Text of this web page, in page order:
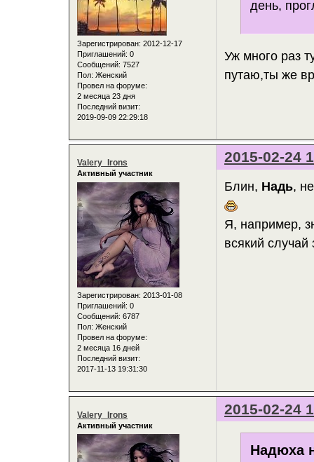
Зарегистрирован: 2012-12-17
Приглашений: 0
Сообщений: 7527
Пол: Женский
Провел на форуме:
2 месяца 23 дня
Последний визит:
2019-09-09 22:29:18
день,
Уж много раз
путаю,ты же
2015-02-24
Valery_Irons
Активный участник
Зарегистрирован: 2013-01-08
Приглашений: 0
Сообщений: 6787
Пол: Женский
Провел на форуме:
2 месяца 16 дней
Последний визит:
2017-11-13 19:31:30
Блин, Надь,
Я, например,
всякий случай
2015-02-24
Valery_Irons
Активный участник
Надюха